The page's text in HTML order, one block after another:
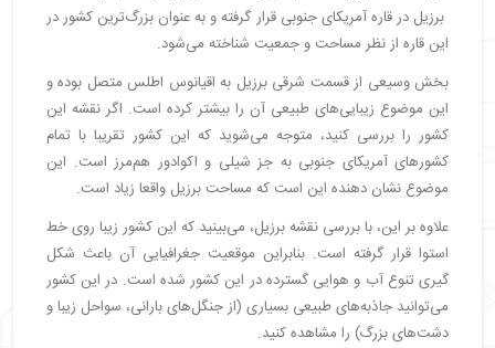
برزیل در قاره آمریکای جنوبی قرار گرفته و به عنوان بزرگ‌ترین کشور در
این قاره از نظر مساحت و جمعیت شناخته می‌شود.
بخش وسیعی از قسمت شرقی برزیل به اقیانوس اطلس متصل بوده و
این موضوع زیبایی‌های طبیعی آن را بیشتر کرده است. اگر نقشه این
کشور را بررسی کنید، متوجه می‌شوید که این کشور تقریبا با تمام
کشورهای آمریکای جنوبی به جز شیلی و اکوادور هم‌مرز است. این
موضوع نشان دهنده این است که مساحت برزیل واقعا زیاد است.
علاوه بر این، با بررسی نقشه برزیل، می‌بینید که این کشور زیبا روی خط
استوا قرار گرفته است. بنابراین موقعیت جغرافیایی آن باعث شکل
گیری تنوع آب و هوایی گسترده در این کشور شده است. در این کشور
می‌توانید جاذبه‌های طبیعی بسیاری (از جنگل‌های بارانی، سواحل زیبا و
دشت‌های بزرگ) را مشاهده کنید.